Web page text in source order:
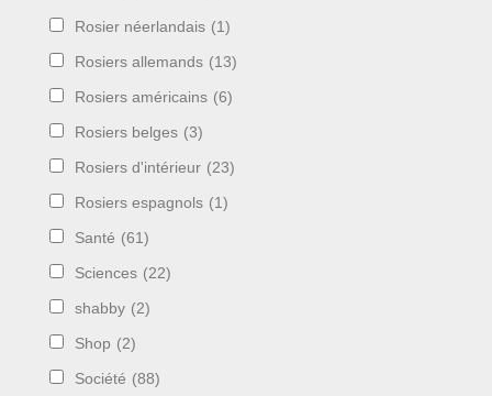
Rosier néerlandais (1)
Rosiers allemands (13)
Rosiers américains (6)
Rosiers belges (3)
Rosiers d'intérieur (23)
Rosiers espagnols (1)
Santé (61)
Sciences (22)
shabby (2)
Shop (2)
Société (88)